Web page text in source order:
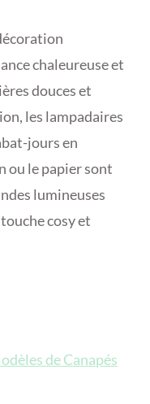
chaleureuse et
douces et
les lampadaires
jours en
ou le papier sont
lumineuses
cosy et
de Canapés